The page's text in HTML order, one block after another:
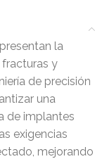
la
y
de precisión
una
de implantes
exigencias
mejorando